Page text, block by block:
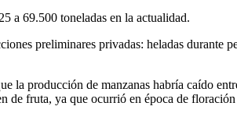
a 69.500 toneladas en la actualidad.
preliminares privadas: heladas durante
la producción de manzanas habría caído
de fruta, ya que ocurrió en época de